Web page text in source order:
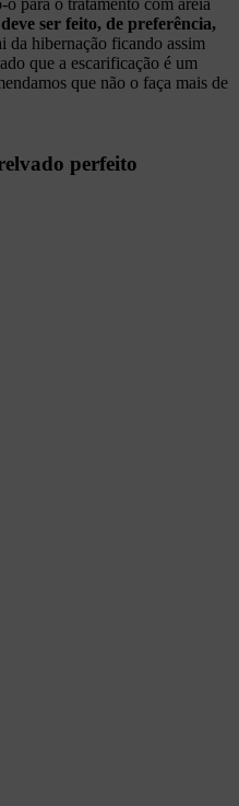
para o tratamento com areia
ser feito, de preferência,
da hibernação ficando assim
que a escarificação é um
que não o faça mais de
perfeito